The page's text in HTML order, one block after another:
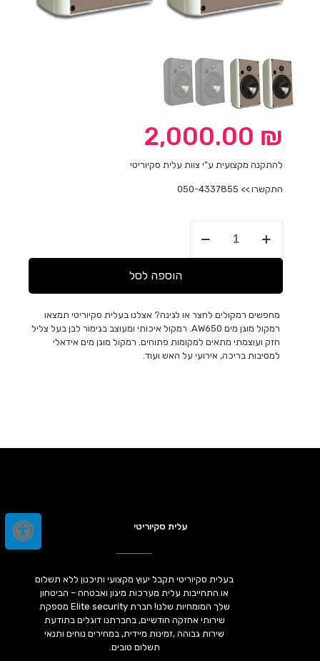
2,000.00 ₪
להתקנה מקצועית ע"י צוות עלית סקיוריטי
התקשרו >>
AW650
הוספה לסל
מחפשים רמקולים לחצר או לגינה? אצלנו בעלית סקיוריטי תמצאו
רמקול מוגן מים AW650. רמקול איכותי ומעוצב בגימור לבן בעל צליל
חזק ועוצמתי מתאים למקומות פתוחים. רמקול מוגן מים אידאלי
למסיבות בריכה, אירועי על האש ועוד.
עלית סקיוריטי
בעלית סקיוריטי תקבל יעוץ מקצועי ותיכנון ללא תשלום
או התחייבות עלית מערכות מיגון ואבטחה – הביטחון
שלך המומחיות שלנו! חברת Elite security מספקת
שירותי אחזקה חודשיים, בחברתנו דוגלים בתודעת
שירות גבוהה ,זמינות מיידית, במחירים נוחים ותנאי
תשלום טובים.